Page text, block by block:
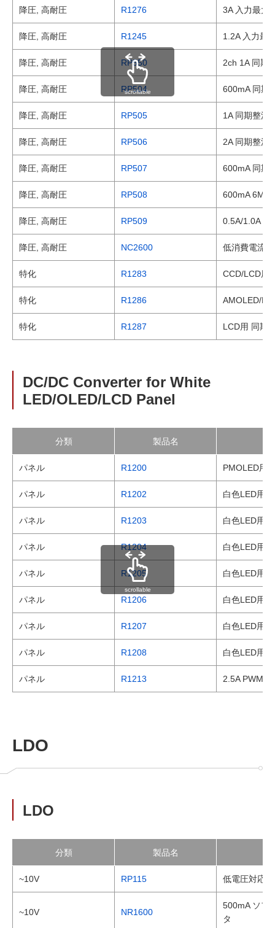
降圧, 高耐圧 R1276 3A 入力最大
降圧, 高耐圧 R1245 1.2A 入力最
降圧, 高耐圧 RP550 2ch 1A 同期
降圧, 高耐圧 RP504 600mA 同期
降圧, 高耐圧 RP505 1A 同期整流
降圧, 高耐圧 RP506 2A 同期整流
降圧, 高耐圧 RP507 600mA 同期
降圧, 高耐圧 RP508 600mA
降圧, 高耐圧 RP509 0.5A/1.0A
降圧, 高耐圧 NC2600 低消費電流
特化 R1283 CCD/LCD用
特化 R1286 AMOLED/
特化 R1287 LCD用 同期
scrollable
DC/DC Converter for White
LED/OLED/LCD Panel
分類 製品名
パネル R1200 PMOLED用/
パネル R1202 白色LED用/
パネル R1203 白色LED用
パネル R1204 白色LED用/
パネル R1205 白色LED用/
パネル R1206 白色LED用
パネル R1207 白色LED用/
パネル R1208 白色LED用
パネル R1213 2.5A PWM
scrollable
LDO
LDO
分類 製品名
~10V RP115 低電圧対応
~10V NR1600
500mA ソフ
タ